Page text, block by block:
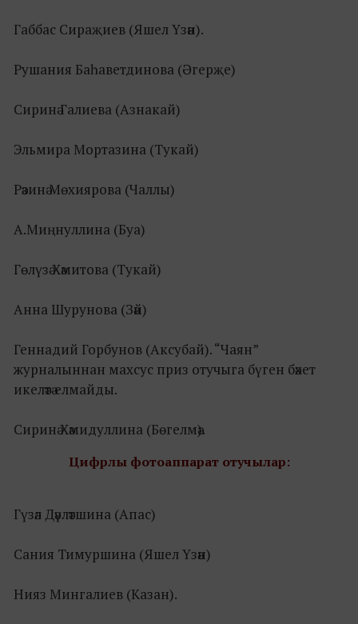
Габбас Сираҗиев (Яшел Үзән).
Рушания Баһаветдинова (Әгерҗе)
Сиринә Галиева (Азнакай)
Эльмира Мортазина (Тукай)
Рәзинә Мөхиярова (Чаллы)
А.Миңнуллина (Буа)
Гөлүзә Хәмитова (Тукай)
Анна Шурунова (Зәй)
Геннадий Горбунов (Аксубай). “Чаян”
журналыннан махсус приз отучыга бүген бәхет
икеләтә елмайды.
Сиринә Хәмидуллина (Бөгелмә).
Цифрлы фотоаппарат отучылар:
Гүзәл Дәүләтшина (Апас)
Сания Тимуршина (Яшел Үзән)
Нияз Мингалиев (Казан).